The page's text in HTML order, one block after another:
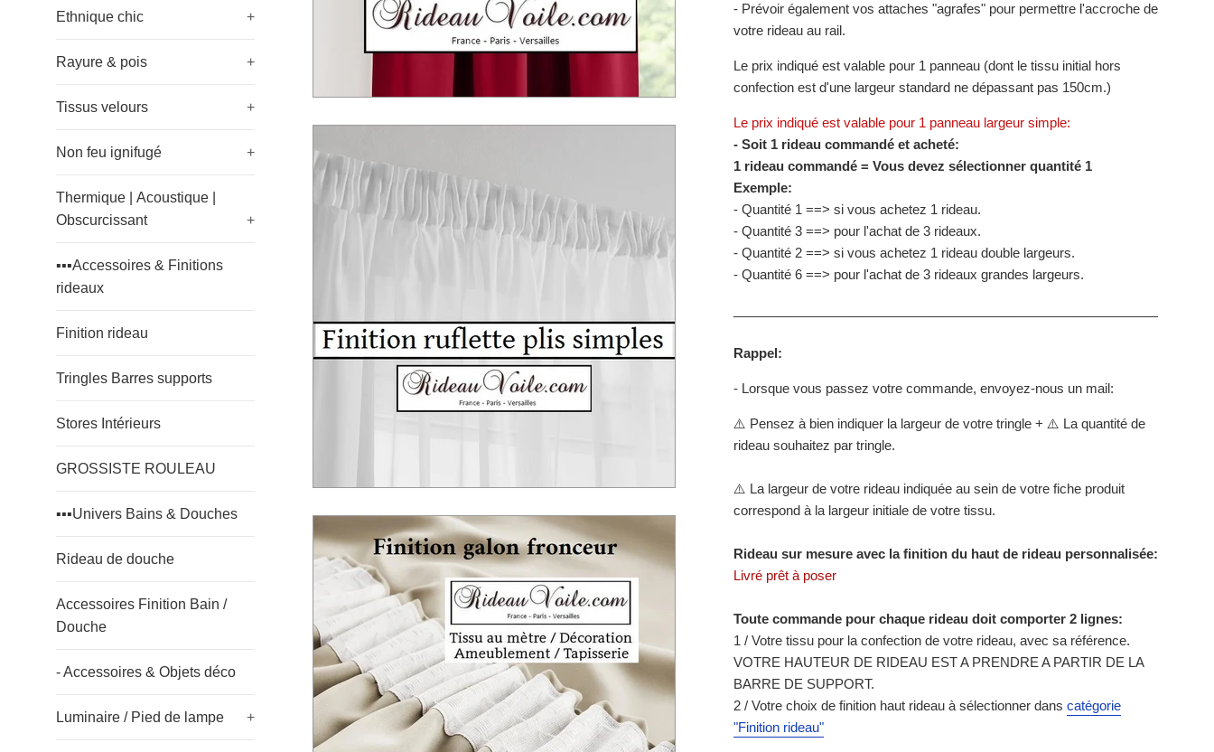
Ethnique chic +
Rayure & pois +
Tissus velours +
Non feu ignifugé +
Thermique | Acoustique |
Obscurcissant
+
▪️▪️▪️Accessoires & Finitions
rideaux
Finition rideau
Tringles Barres supports
Stores Intérieurs
GROSSISTE ROULEAU
▪️▪️▪️Univers Bains & Douches
Rideau de douche
Accessoires Finition Bain /
Douche
- Accessoires & Objets déco
Luminaire / Pied de lampe +
- Prévoir également vos attaches "agrafes" pour permettre l'accroche de
votre rideau au rail.
Le prix indiqué est valable pour 1 panneau (dont le tissu initial hors
confection est d'une largeur standard ne dépassant pas 150cm.)
Le prix indiqué est valable pour 1 panneau largeur simple:
- Soit 1 rideau commandé et acheté:
1 rideau commandé = Vous devez sélectionner quantité 1
Exemple:
- Quantité 1 ==> si vous achetez 1 rideau.
- Quantité 3 ==> pour l'achat de 3 rideaux.
- Quantité 2 ==> si vous achetez 1 rideau double largeurs.
- Quantité 6 ==> pour l'achat de 3 rideaux grandes largeurs.
Rappel:
- Lorsque vous passez votre commande, envoyez-nous un mail:
⚠️ Pensez à bien indiquer la largeur de votre tringle + ⚠️ La quantité de
rideau souhaitez par tringle.
⚠️ La largeur de votre rideau indiquée au sein de votre fiche produit
correspond à la largeur initiale de votre tissu.
Rideau sur mesure avec la finition du haut de rideau personnalisée:
Livré prêt à poser
Toute commande pour chaque rideau doit comporter 2 lignes:
1 / Votre tissu pour la confection de votre rideau, avec sa référence.
VOTRE HAUTEUR DE RIDEAU EST A PRENDRE A PARTIR DE LA
BARRE DE SUPPORT.
2 / Votre choix de finition haut rideau à sélectionner dans catégorie
"Finition rideau"